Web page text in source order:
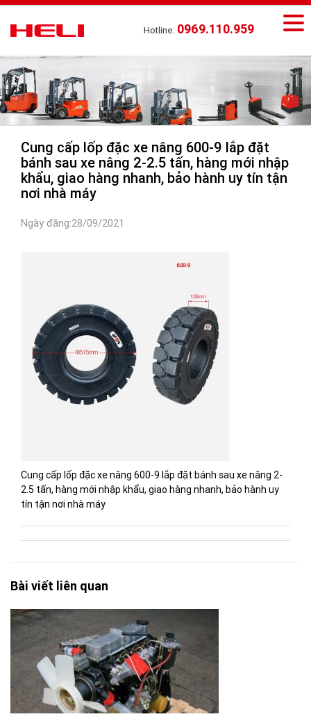
Hotline: 0969.110.959
Cung cấp lốp đặc xe nâng 600-9 lắp đặt
bánh sau xe nâng 2-2.5 tấn, hàng mới nhập
khẩu, giao hàng nhanh, bảo hành uy tín tận
nơi nhà máy
Ngày đăng:28/09/2021
Cung cấp lốp đặc xe nâng 600-9 lắp đặt bánh sau xe nâng 2-
2.5 tấn, hàng mới nhập khẩu, giao hàng nhanh, bảo hành uy
tín tận nơi nhà máy
Bài viết liên quan